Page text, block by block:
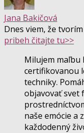
Jana Bakičová
Dnes viem, že
pribeh čitajte tu>>
Milujem maľbu
certifikovanou
techniky.
objavovať svet
naše emócie a
každodenný